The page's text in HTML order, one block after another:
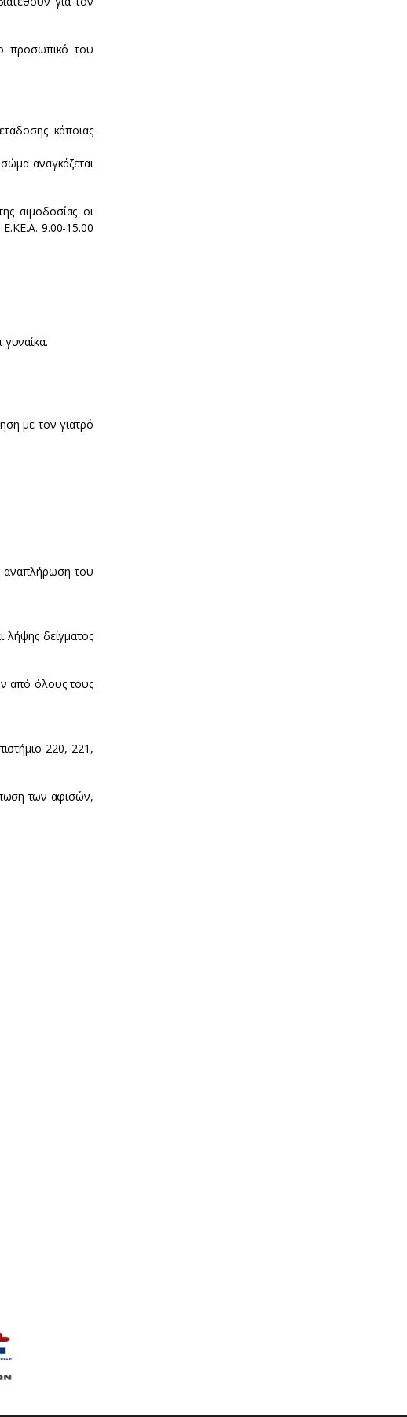
προσωπικό του
κάποιας
αναγκάζεται
αιμοδοσίας οι
9.00-15.00
με τον γιατρό
αναπλήρωση του
λήψης δείγματος
από όλους τους
220, 221,
των αφισών,